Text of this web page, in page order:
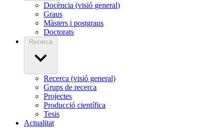
Docència (visió general)
Graus
Màsters i postgraus
Doctorats
Recerca
Recerca (visió general)
Grups de recerca
Projectes
Producció científica
Tesis
Actualitat